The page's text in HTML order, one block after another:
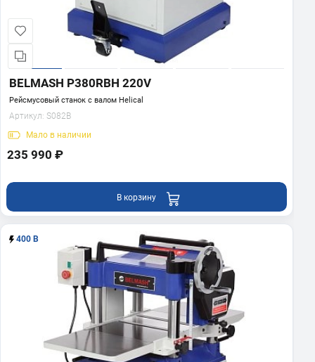
BELMASH P380RBH 220V
Рейсмусовый станок с валом Helical
Артикул: S082B
Мало в наличии
235 990 ₽
В корзину
400 В